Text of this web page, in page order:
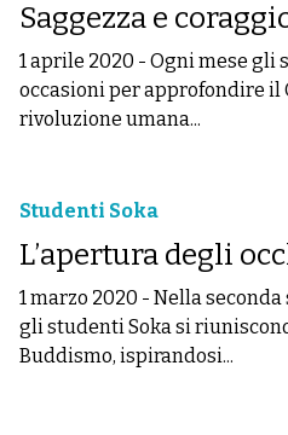
Saggezza e
1 aprile 2020 - Ogni mese gli
occasioni per approfondire il
rivoluzione umana...
Studenti Soka
L’apertura degli
1 marzo 2020 - Nella
gli studenti Soka si
Buddismo, ispirandosi...